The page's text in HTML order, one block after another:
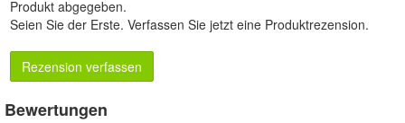
Produkt abgegeben.
Seien Sie der Erste. Verfassen Sie jetzt eine Produktrezension.
Rezension verfassen
Bewertungen